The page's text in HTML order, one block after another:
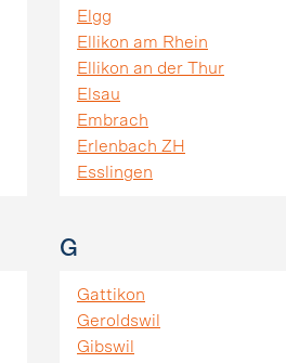
Elgg
Ellikon am Rhein
Ellikon an der Thur
Elsau
Embrach
Erlenbach ZH
Esslingen
G
Gattikon
Geroldswil
Gibswil